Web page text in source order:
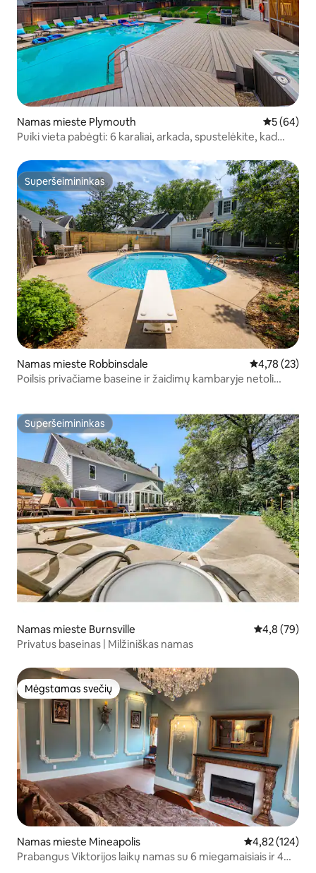
Namas mieste Plymouth Vidutinis
5 (64)
Puiki vieta pabėgti: 6 karaliai, arkada, spustelėkite, kad
Superšeimininkas
Superšeimininkas
Namas mieste Robbinsdale Vidutinis
4,78 (23)
Poilsis privačiame baseine ir žaidimų kambaryje netoli
Superšeimininkas
Superšeimininkas
Namas mieste Burnsville Vidutinis
4,8 (79)
Privatus baseinas | Milžiniškas namas
Mėgstamas svečių
Mėgstamas svečių
Namas mieste Mineapolis Vidutinis
4,82 (124)
Prabangus Viktorijos laikų namas su 6 miegamaisiais ir 4